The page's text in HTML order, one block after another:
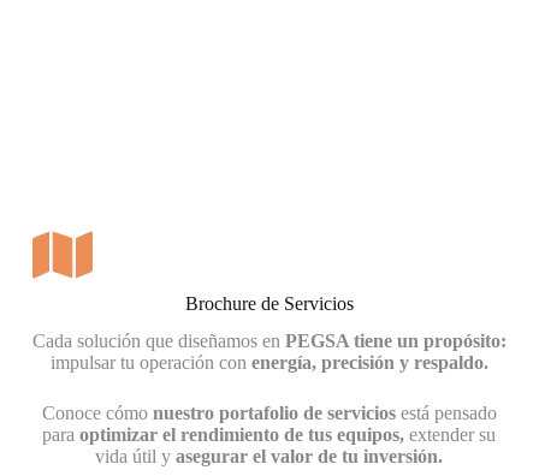
Brochure de Servicios
Cada solución que diseñamos en PEGSA tiene un propósito:
impulsar tu operación con energía, precisión y respaldo.
Conoce cómo nuestro portafolio de serviciosestá pensado
paraoptimizar el rendimiento de tus equipos, extender su
vida útil yasegurar el valor de tu inversión.